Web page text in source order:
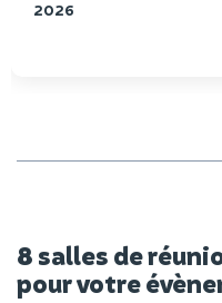
2026
8 salles de
pour votre